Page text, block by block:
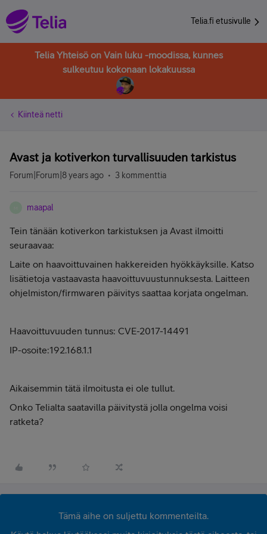
Telia.fi etusivulle
Telia Yhteisö on Vain luku -moodissa, kunnes
sulkeutuu kokonaan lokakuussa
Kiinteä netti
Avast ja kotiverkon turvallisuuden tarkistus
Forum|Forum|8 years ago 3 kommenttia
maapal
Tein tänään kotiverkon tarkistuksen ja Avast ilmoitti
seuraavaa:
Laite on haavoittuvainen hakkereiden hyökkäyksille. Katso
lisätietoja vastaavasta haavoittuvuustunnuksesta. Laitteen
ohjelmiston/firmwaren päivitys saattaa korjata ongelman.
Haavoittuvuuden tunnus: CVE-2017-14491
IP-osoite:192.168.1.1
Aikaisemmin tätä ilmoitusta ei ole tullut.
Onko Telialta saatavilla päivitystä jolla ongelma voisi
ratketa?
Tämä aihe on suljettu kommenteilta.